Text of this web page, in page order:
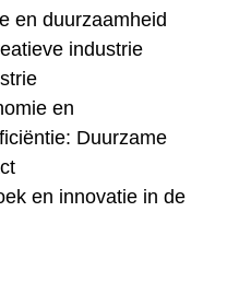
en duurzaamheid
industrie
en
Duurzame
en innovatie in de